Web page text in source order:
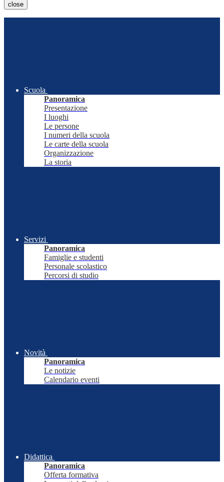
close
Scuola
Panoramica
Presentazione
I luoghi
Le persone
I numeri della scuola
Le carte della scuola
Organizzazione
La storia
Servizi
Panoramica
Famiglie e studenti
Personale scolastico
Percorsi di studio
Novità
Panoramica
Le notizie
Calendario eventi
Didattica
Panoramica
Offerta formativa